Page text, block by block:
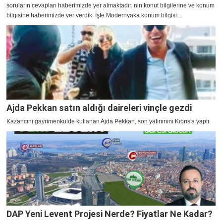
soruların cevapları haberimizde yer almaktadır. nin konut bilgilerine ve konum
bilgisine haberimizde yer verdik. İşte Modernyaka konum bilgisi...
Ajda Pekkan satın aldığı daireleri vinçle gezdi
Kazancını gayrimenkulde kullanan Ajda Pekkan, son yatırımını Kıbrıs'a yaptı.
DAP Yeni Levent Projesi Nerde? Fiyatlar Ne Kadar?